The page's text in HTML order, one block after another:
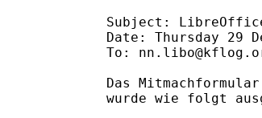
Subject:
Date: Thursday 29
To:
Das
wurde wie folgt